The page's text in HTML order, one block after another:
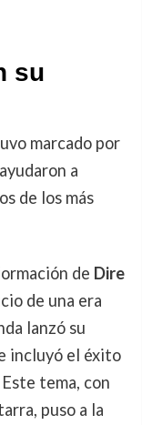
su
marcado por
a
de los más
de Dire
de una era
lanzó su
incluyó el éxito
tema, con
puso a la